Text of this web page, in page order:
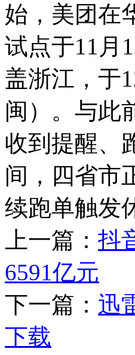
始，美团在
试点于11月
盖浙江，于
闽）。与此
收到提醒、
间，四省市
续跑单触发
上一篇： 抖
6591亿元
下一篇： 迅
下载